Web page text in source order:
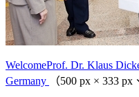
WelcomeProf. Dr. Klaus
Germany
（500 px × 333 px